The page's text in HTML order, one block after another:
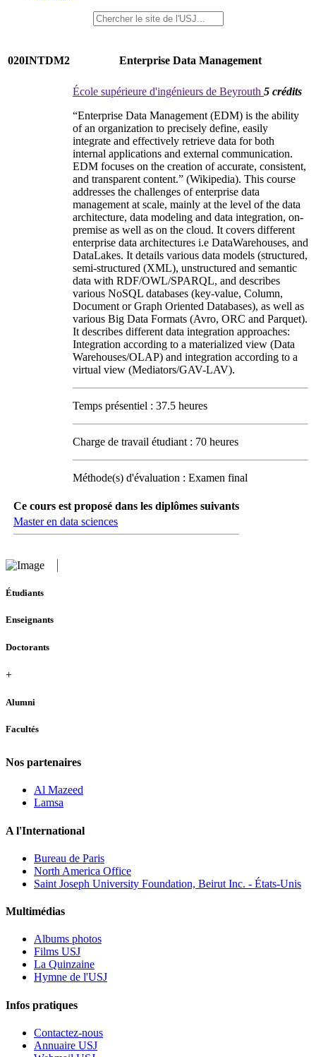
020INTDM2 Enterprise Data Management
École supérieure d'ingénieurs de Beyrouth 5 crédits
“Enterprise Data Management (EDM) is the ability
of an organization to precisely define, easily
integrate and effectively retrieve data for both
internal applications and external communication.
EDM focuses on the creation of accurate, consistent,
and transparent content.” (Wikipedia). This course
addresses the challenges of enterprise data
management at scale, mainly at the level of the data
architecture, data modeling and data integration, on-
premise as well as on the cloud. It covers different
enterprise data architectures i.e DataWarehouses, and
DataLakes. It details various data models (structured,
semi-structured (XML), unstructured and semantic
data with RDF/OWL/SPARQL, and describes
various NoSQL databases (key-value, Column,
Document or Graph Oriented Databases), as well as
various Big Data Formats (Avro, ORC and Parquet).
It describes different data integration approaches:
Integration according to a materialized view (Data
Warehouses/OLAP) and integration according to a
virtual view (Mediators/GAV-LAV).
Temps présentiel : 37.5 heures
Charge de travail étudiant : 70 heures
Méthode(s) d'évaluation : Examen final
Ce cours est proposé dans les diplômes suivants
Master en data sciences
Étudiants
Enseignants
Doctorants
+
Alumni
Facultés
Nos partenaires
Al Mazeed
Lamsa
A l'International
Bureau de Paris
North America Office
Saint Joseph University Foundation, Beirut Inc. - États-Unis
Multimédias
Albums photos
Films USJ
La Quinzaine
Hymne de l'USJ
Infos pratiques
Contactez-nous
Annuaire USJ